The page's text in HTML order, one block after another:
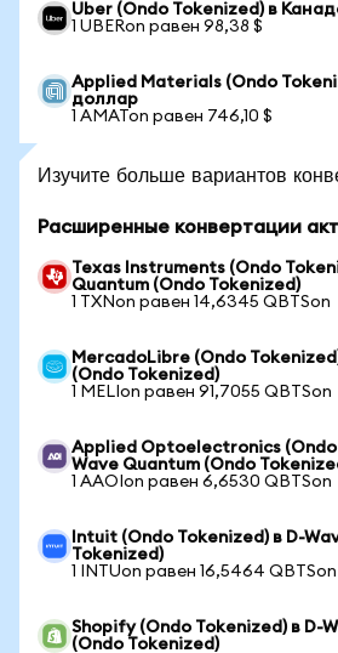
Uber (Ondo Tokenized) в
1 UBERon равен 98,38 $
Applied Materials (Ondo
доллар
1 AMATon равен 746,10 $
Изучите больше вариантов
Расширенные конвертации
Texas Instruments (Ondo
Quantum (Ondo Tokenized)
1 TXNon равен 14,6345 QBTSon
MercadoLibre (Ondo
(Ondo Tokenized)
1 MELIon равен 91,7055 QBTSon
Applied Optoelectronics (Ondo
Wave Quantum (Ondo
1 AAOIon равен 6,6530 QBTSon
Intuit (Ondo Tokenized) в D-
Tokenized)
1 INTUon равен 16,5464 QBTSon
Shopify (Ondo Tokenized) в D-
(Ondo Tokenized)